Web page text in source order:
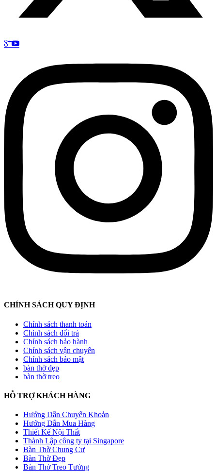
CHÍNH SÁCH QUY ĐỊNH
Chính sách thanh toán
Chính sách đổi trả
Chính sách bảo hành
Chính sách vận chuyển
Chính sách bảo mật
bàn thờ đẹp
bàn thờ treo
HỖ TRỢ KHÁCH HÀNG
Hướng Dẫn Chuyển Khoản
Hướng Dẫn Mua Hàng
Thiết Kế Nội Thất
Thành Lập công ty tại Singapore
Bàn Thờ Chung Cư
Bàn Thờ Đẹp
Bàn Thờ Treo Tường